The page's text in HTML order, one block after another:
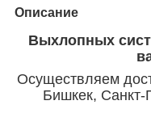
Описание
Выхлопных
Осуществляем
Бишкек, Санкт-